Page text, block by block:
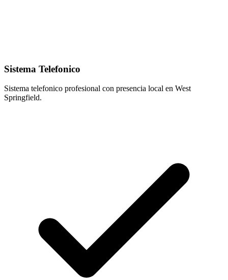
Sistema Telefonico
Sistema telefonico profesional con presencia local en West
Springfield.